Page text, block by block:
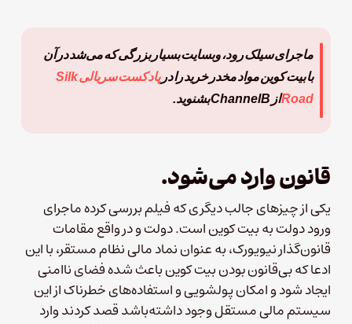
ماجرای سیلک رود، وبسایت بسیار بزرگی که می‌شد در آن
با بیت کوین مواد مخدر خرید را در
پادکست سریالی Silk
Roadاز ChannelB‌ بشنوید.
قانون وارد می‌شود.
یکی از چیزهای جالب دیگری که فیلم بررسی کرده ماجرای
ورود دولت به بیت کوین است. دولت و در واقع مقامات
قانون‌گذار نیویورک، به عنوان نماد مالی نظام مستقر، با این
ادعا که بی‌قانون بودن بیت کوین باعث شده فضای ناامنی
ایجاد شود و امکان پولشویی و استفاده‌های خطرناک از این
سیستم مالی مستقل وجود داشته‌باشد قصد کردند وارد